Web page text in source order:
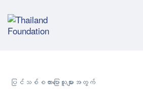
ပြင်သစ်စကားပြောသူများအတွက်